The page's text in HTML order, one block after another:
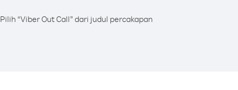
Pilih “Viber Out Call” dari judul percakapan